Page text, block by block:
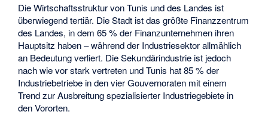
Die Wirtschaftsstruktur von Tunis und des Landes ist
überwiegend tertiär. Die Stadt ist das größte Finanzzentrum
des Landes, in dem 65 % der Finanzunternehmen ihren
Hauptsitz haben – während der Industriesektor allmählich
an Bedeutung verliert. Die Sekundärindustrie ist jedoch
nach wie vor stark vertreten und Tunis hat 85 % der
Industriebetriebe in den vier Gouvernoraten mit einem
Trend zur Ausbreitung spezialisierter Industriegebiete in
den Vororten.